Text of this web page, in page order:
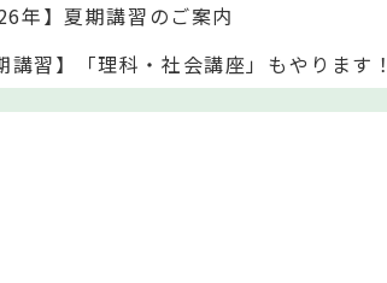
年】夏期講習のご案内
講習】「理科・社会講座」もやります！